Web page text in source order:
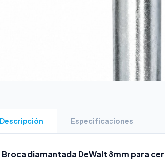
Descripción Especificaciones
Broca diamantada DeWalt 8mm para